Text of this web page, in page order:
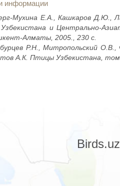
информации
Мухина Е.А., Кашкаров Д.Ю.,
и Центрально-
Алматы, 2005., 230 с.
Р.Н., Митропольский
А.К. Птицы Узбекистана,